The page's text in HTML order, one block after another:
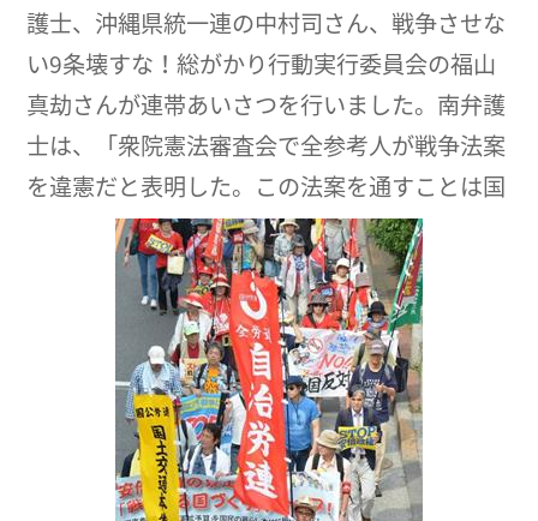
護士、沖縄県統一連の中村司さん、戦争させな
い9条壊すな！総がかり行動実行委員会の福山
真劫さんが連帯あいさつを行いました。南弁護
士は、「衆院憲法審査会で全参考人が戦争法案
を違憲だと表明した。この法案を通すことは国